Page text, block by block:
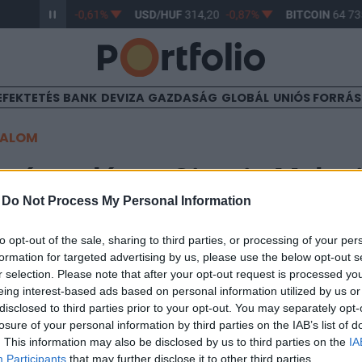
Do Not Process My Personal Information
opt-out of the sale, sharing to third parties, or processing of your
for targeted advertising by us, please use the below opt-out
selection. Please note that after your opt-out request is processed
interest-based ads based on personal information utilized by us
to third parties prior to your opt-out. You may separately
of your personal information by third parties on the IAB’s list of
This information may also be disclosed by us to third parties on the
Participants that may further disclose it to other third parties.
363,17 -0,61% USD/HUF314,20 -0,87% BITCOIN64
BANK DEVIZA GAZDASÁG GLOBÁL UNIÓS
tárgyaláson Giorgia
megbeszélésen vagyunk túl Giorgia Meloni olasz
A témákról szólva jelezte, hogy Olaszország és
képvisel, legyen szó akár az illegális migráció elleni